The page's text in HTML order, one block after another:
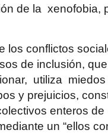
de la xenofobia,
los conflictos
de inclusión,
utiliza
y prejuicios,
enteros de
un “ellos